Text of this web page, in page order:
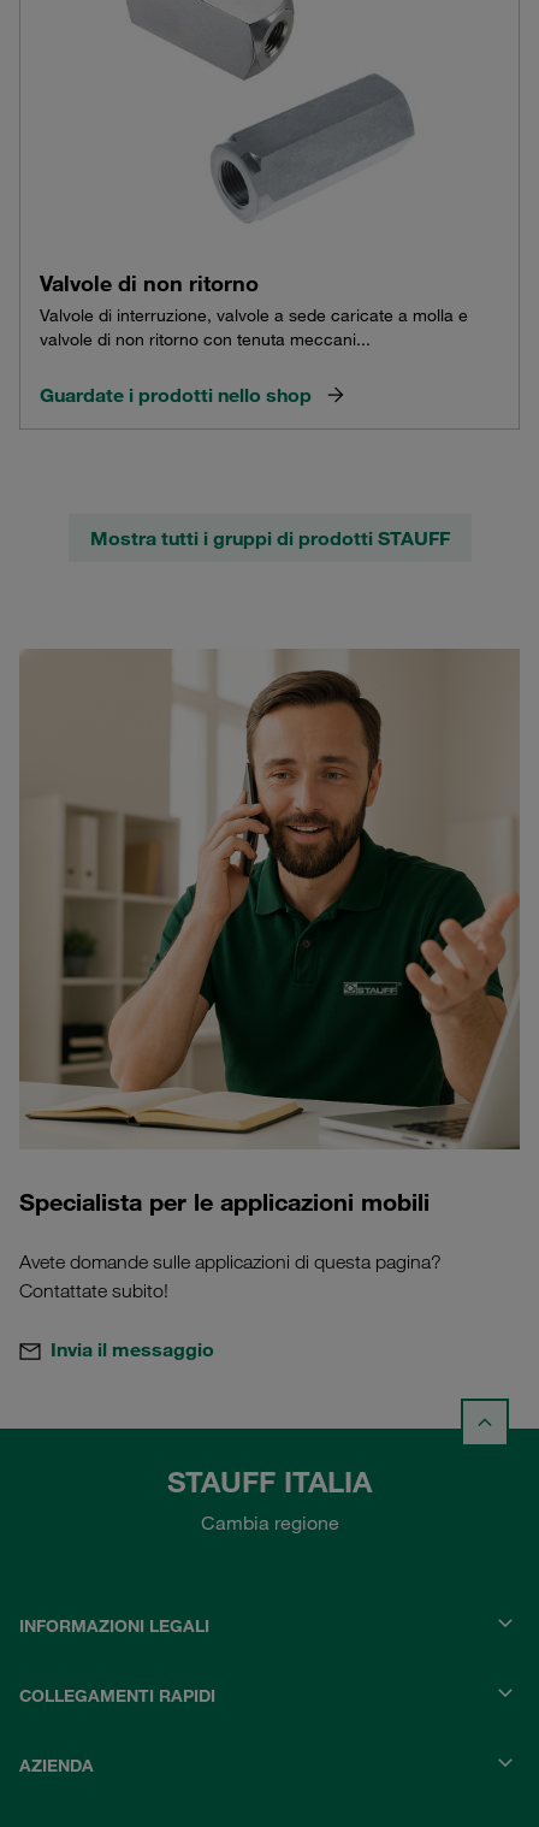
Specialista per le applicazioni mobili
Avete domande sulle applicazioni di questa pagina?
Contattate subito!
Invia il messaggio
Valvole di non ritorno
Valvole di interruzione, valvole a sede caricate a molla e
valvole di non ritorno con tenuta meccani...
Guardate i prodotti nello shop
Mostra tutti i gruppi di prodotti STAUFF
STAUFF ITALIA
Cambia regione
INFORMAZIONI LEGALI
COLLEGAMENTI RAPIDI
AZIENDA